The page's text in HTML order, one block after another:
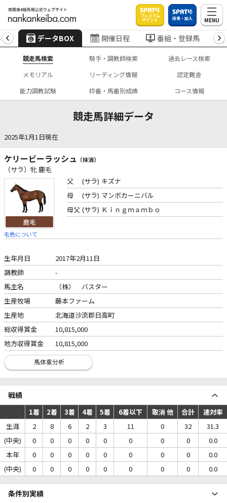
プレミアム
ポイント 投票・加入 MENU
データBOX 開催日程 番組・登録馬
競走馬検索 騎手・調教師検索
過去レース検索
メモリアル
リーディング情報
認定厩舎
能力調教試験
枠番・馬番別成績 コース情報
競走馬詳細データ
2025年1月1日現在
ケリービーラッシュ （抹消）
（サラ）牝 鹿毛
毛色について
父 (サラ) キズナ
母
(サラ) マンボカーニバル
母父 (サラ) Ｋｉｎｇｍａｍｂｏ
生年月日
2017年2月11日
調教師
-
馬主名
（株） バスター
生産牧場
藤本ファーム
生産地
北海道沙流郡日高町
総収得賞金
10,815,000
地方収得賞金
10,815,000
戦績
1着 2着 3着 4着 5着 6着以下 取消 他 合計
連対率
生涯
2 8 6 2 3 11 0 32
31.3
(中央)
0 0 0 0 0 0 0 0
0.0
本年
0 0 0 0 0 0 0 0
0.0
(中央)
0 0 0 0 0 0 0 0 0.0
条件別実績